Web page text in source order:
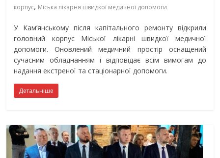
корпус, Міська лікарня швидкої медичної допомоги
У Кам’янському після капітального ремонту відкрили
головний корпус Міської лікарні швидкої медичної
допомоги. Оновлений медичний простір оснащений
сучасним обладнанням і відповідає всім вимогам до
надання екстреної та стаціонарної допомоги.
Детальніше